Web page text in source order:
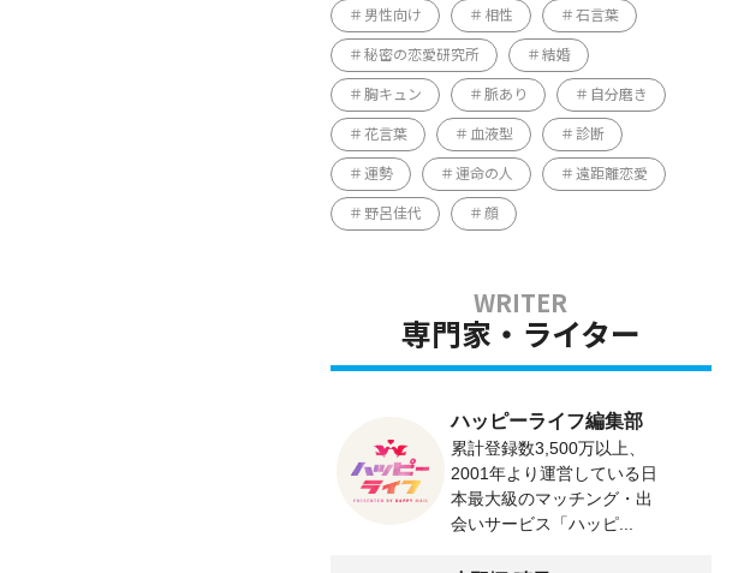
男性向け 相性 石言葉
秘密の恋愛研究所 結婚
胸キュン 脈あり 自分磨き
花言葉 血液型 診断
運勢 運命の人 遠距離恋愛
野呂佳代 顔
専門家・ライター
ハッピーライフ編集部
累計登録数3,500万以上、
2001年より運営している日
本最大級のマッチング・出
会いサービス「ハッピ...